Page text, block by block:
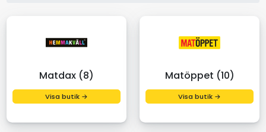
Matdax (8)
Visa butik →
Matöppet (10)
Visa butik →